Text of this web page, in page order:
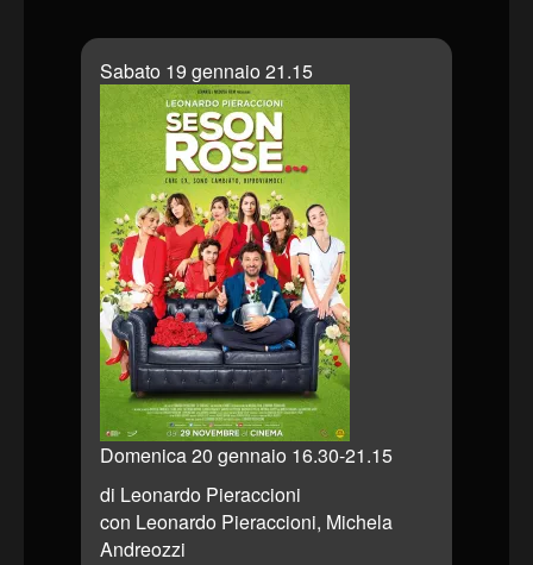
Sabato 19 gennaio 21.15
Domenica 20 gennaio 16.30-21.15
di Leonardo Pieraccioni
con Leonardo Pieraccioni, Michela
Andreozzi